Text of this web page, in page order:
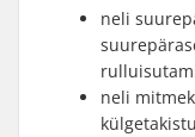
neli
neli